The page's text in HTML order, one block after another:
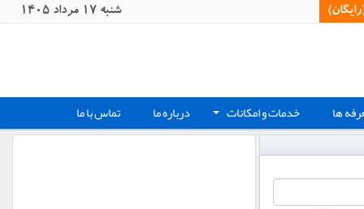
شنبه 17 مرداد 1405
ها + خدمات و امکانات درباره ما تماس با ما